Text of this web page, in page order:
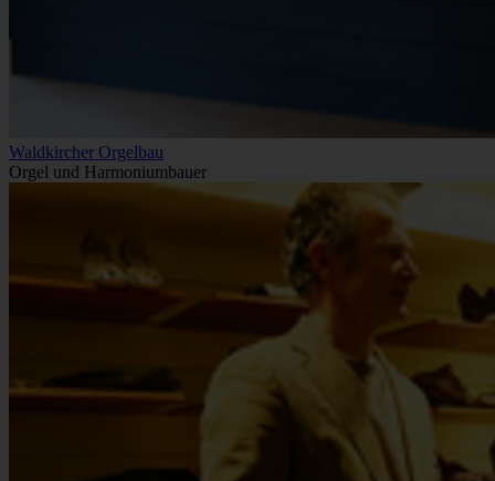
Waldkircher Orgelbau
Orgel und Harmoniumbauer